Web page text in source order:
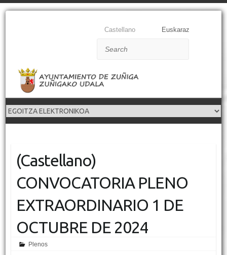
Castellano Euskaraz
(Castellano)
CONVOCATORIA PLENO
EXTRAORDINARIO 1 DE
OCTUBRE DE 2024
Plenos